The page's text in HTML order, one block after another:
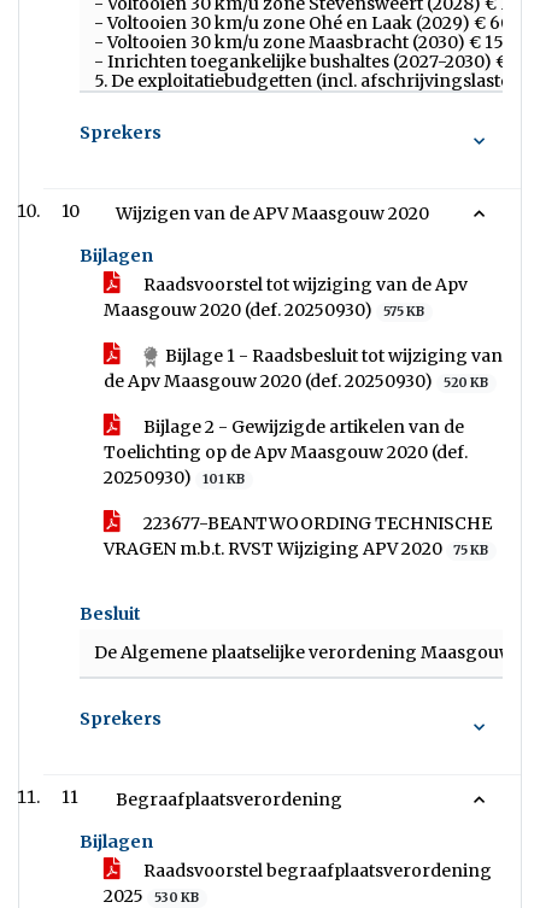
- Voltooien 30 km/u zone Ohé en Laak (2029) €
- Voltooien 30 km/u zone Maasbracht (2030) €
- Inrichten toegankelijke bushaltes (2027-2030) €
5. De exploitatiebudgetten (incl. afschrijvingslasten)
Sprekers
10
Wijzigen van de APV Maasgouw 2020
Bijlagen
Raadsvoorstel tot wijziging van de Apv
Maasgouw 2020 (def. 20250930)
575 KB
Bijlage 1 - Raadsbesluit tot wijziging van
de Apv Maasgouw 2020 (def. 20250930)
520 KB
Bijlage 2 - Gewijzigde artikelen van de
Toelichting op de Apv Maasgouw 2020 (def.
20250930)
101 KB
223677-BEANTWOORDING TECHNISCHE
VRAGEN m.b.t. RVST Wijziging APV 2020
75 KB
Besluit
De Algemene plaatselijke verordening Maasgouw
Sprekers
11
Begraafplaatsverordening
Bijlagen
Raadsvoorstel begraafplaatsverordening
2025
530 KB